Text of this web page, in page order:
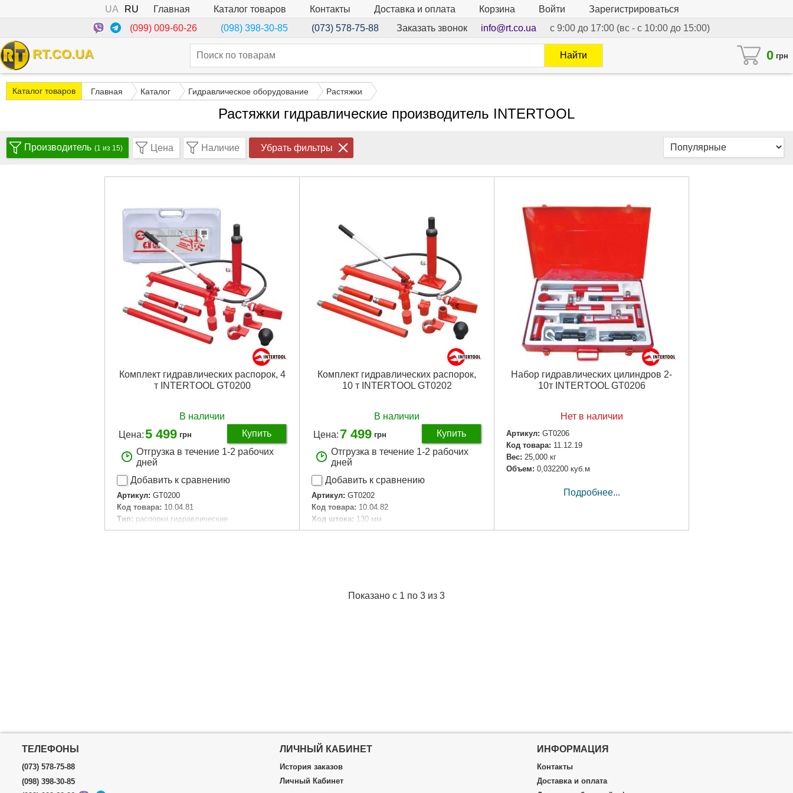
UA RU Главная Каталог товаров Контакты Доставка и оплата Корзина Войти
Зарегистрироваться
(099) 009-60-26
(098) 398-30-85 (073) 578-75-88 Заказать звонок info@rt.co.ua с 9:00 до 17:00 (вс - с 10:00 до 15:00)
RT.CO.UA 0 грн
Найти
Каталог товаров Главная Каталог Гидравлическое оборудование Растяжки
Растяжки гидравлические производитель INTERTOOL
Производитель (1 из 15) Цена Наличие Убрать фильтры
Комплект гидравлических распорок, 4
т INTERTOOL GT0200
В наличии
Цена:5 499 грн
Купить
Отгрузка в течение 1-2 рабочих
дней
Добавить к сравнению
Артикул: GT0200
Код товара: 10.04.81
Tип: распорки гидравлические
Максимальная нагрузка: 4 т
Комплект гидравлических распорок,
10 т INTERTOOL GT0202
В наличии
Цена: 7 499 грн
Купить
Отгрузка в течение 1-2 рабочих
дней
Добавить к сравнению
Артикул: GT0202
Код товара: 10.04.82
Ход штока: 130 мм
Tип: распорки гидравлические
Подробнее...
Набор гидравлических цилиндров 2-
10т INTERTOOL GT0206
Нет в наличии
Артикул: GT0206
Код товара: 11.12.19
Вес: 25,000 кг
Объем: 0,032200 куб.м
Подробнее...
Показано с 1 по 3 из 3
ТЕЛЕФОНЫ
(073) 578-75-88
(098) 398-30-85
ЛИЧНЫЙ КАБИНЕТ
История заказов
Личный Кабинет
ИНФОРМАЦИЯ
Контакты
Доставка и оплата